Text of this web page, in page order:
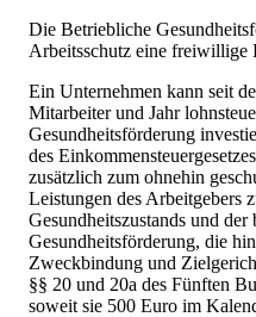
Die Betriebliche
Arbeitsschutz eine freiwillige
Ein Unternehmen kann seit
Mitarbeiter und Jahr
Gesundheitsförderung
des
zusätzlich zum ohnehin
Leistungen des Arbeitgebers
Gesundheitszustands und der
Gesundheitsförderung, die
Zweckbindung und
§§ 20 und 20a des Fünften
soweit sie 500 Euro im